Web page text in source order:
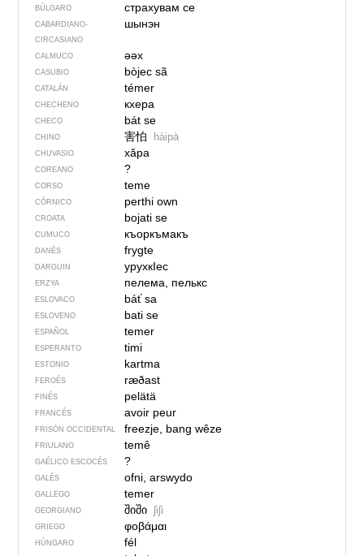
BÚLGARO страхувам се
CABARDIANO-
CIRCASIANO
шынэн
CALMUCO әәх
CASUBIO bòjec sã
CATALÁN témer
CHECHENO кхера
CHECO bát se
CHINO 害怕 hàipà
CHUVASIO хӑра
COREANO ?
CORSO teme
CÓRNICO perthi own
CROATA bojati se
CUMUCO къоркъмакъ
DANÉS frygte
DARGUIN урухкIес
ERZYA пелема, пелькс
ESLOVACO báť sa
ESLOVENO bati se
ESPAÑOL temer
ESPERANTO timi
ESTONIO kartma
FEROÉS ræðast
FINÉS pelätä
FRANCÉS avoir peur
FRISÓN OCCIDENTAL freezje, bang wêze
FRIULANO temê
GAÉLICO ESCOCÉS ?
GALÉS ofni, arswydo
GALLEGO temer
GEORGIANO შიში ʃiʃi
GRIEGO φοβάμαι
HÚNGARO fél